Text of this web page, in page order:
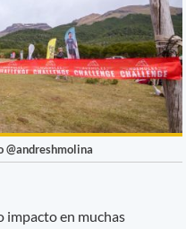
@andreshmolina
impacto en muchas